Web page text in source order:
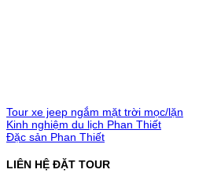
Tour xe jeep ngắm mặt trời mọc/lặn
Kinh nghiệm du lịch Phan Thiết
Đặc sản Phan Thiết
LIÊN HỆ ĐẶT TOUR